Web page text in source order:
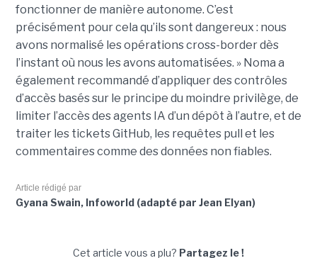
fonctionner de manière autonome. C’est
précisément pour cela qu’ils sont dangereux : nous
avons normalisé les opérations cross-border dès
l’instant où nous les avons automatisées. » Noma a
également recommandé d’appliquer des contrôles
d’accès basés sur le principe du moindre privilège, de
limiter l’accès des agents IA d’un dépôt à l’autre, et de
traiter les tickets GitHub, les requêtes pull et les
commentaires comme des données non fiables.
Article rédigé par
Gyana Swain, Infoworld (adapté par Jean Elyan)
Cet article vous a plu? Partagez le !